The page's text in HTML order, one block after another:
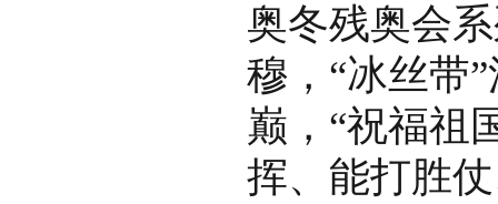
奥冬残奥会
穆，“冰丝带
巅，“祝福祖
挥、能打胜